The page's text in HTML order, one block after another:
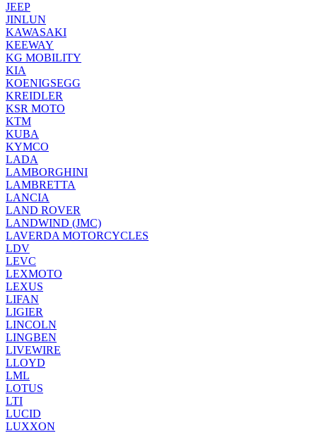
JEEP
JINLUN
KAWASAKI
KEEWAY
KG MOBILITY
KIA
KOENIGSEGG
KREIDLER
KSR MOTO
KTM
KUBA
KYMCO
LADA
LAMBORGHINI
LAMBRETTA
LANCIA
LAND ROVER
LANDWIND (JMC)
LAVERDA MOTORCYCLES
LDV
LEVC
LEXMOTO
LEXUS
LIFAN
LIGIER
LINCOLN
LINGBEN
LIVEWIRE
LLOYD
LML
LOTUS
LTI
LUCID
LUXXON